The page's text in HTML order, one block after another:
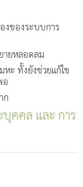
งของระบบการ
ายหลอดลม
ะ ทั้งยังช่วยแก้ไข
อ
ก
คคล และ การ